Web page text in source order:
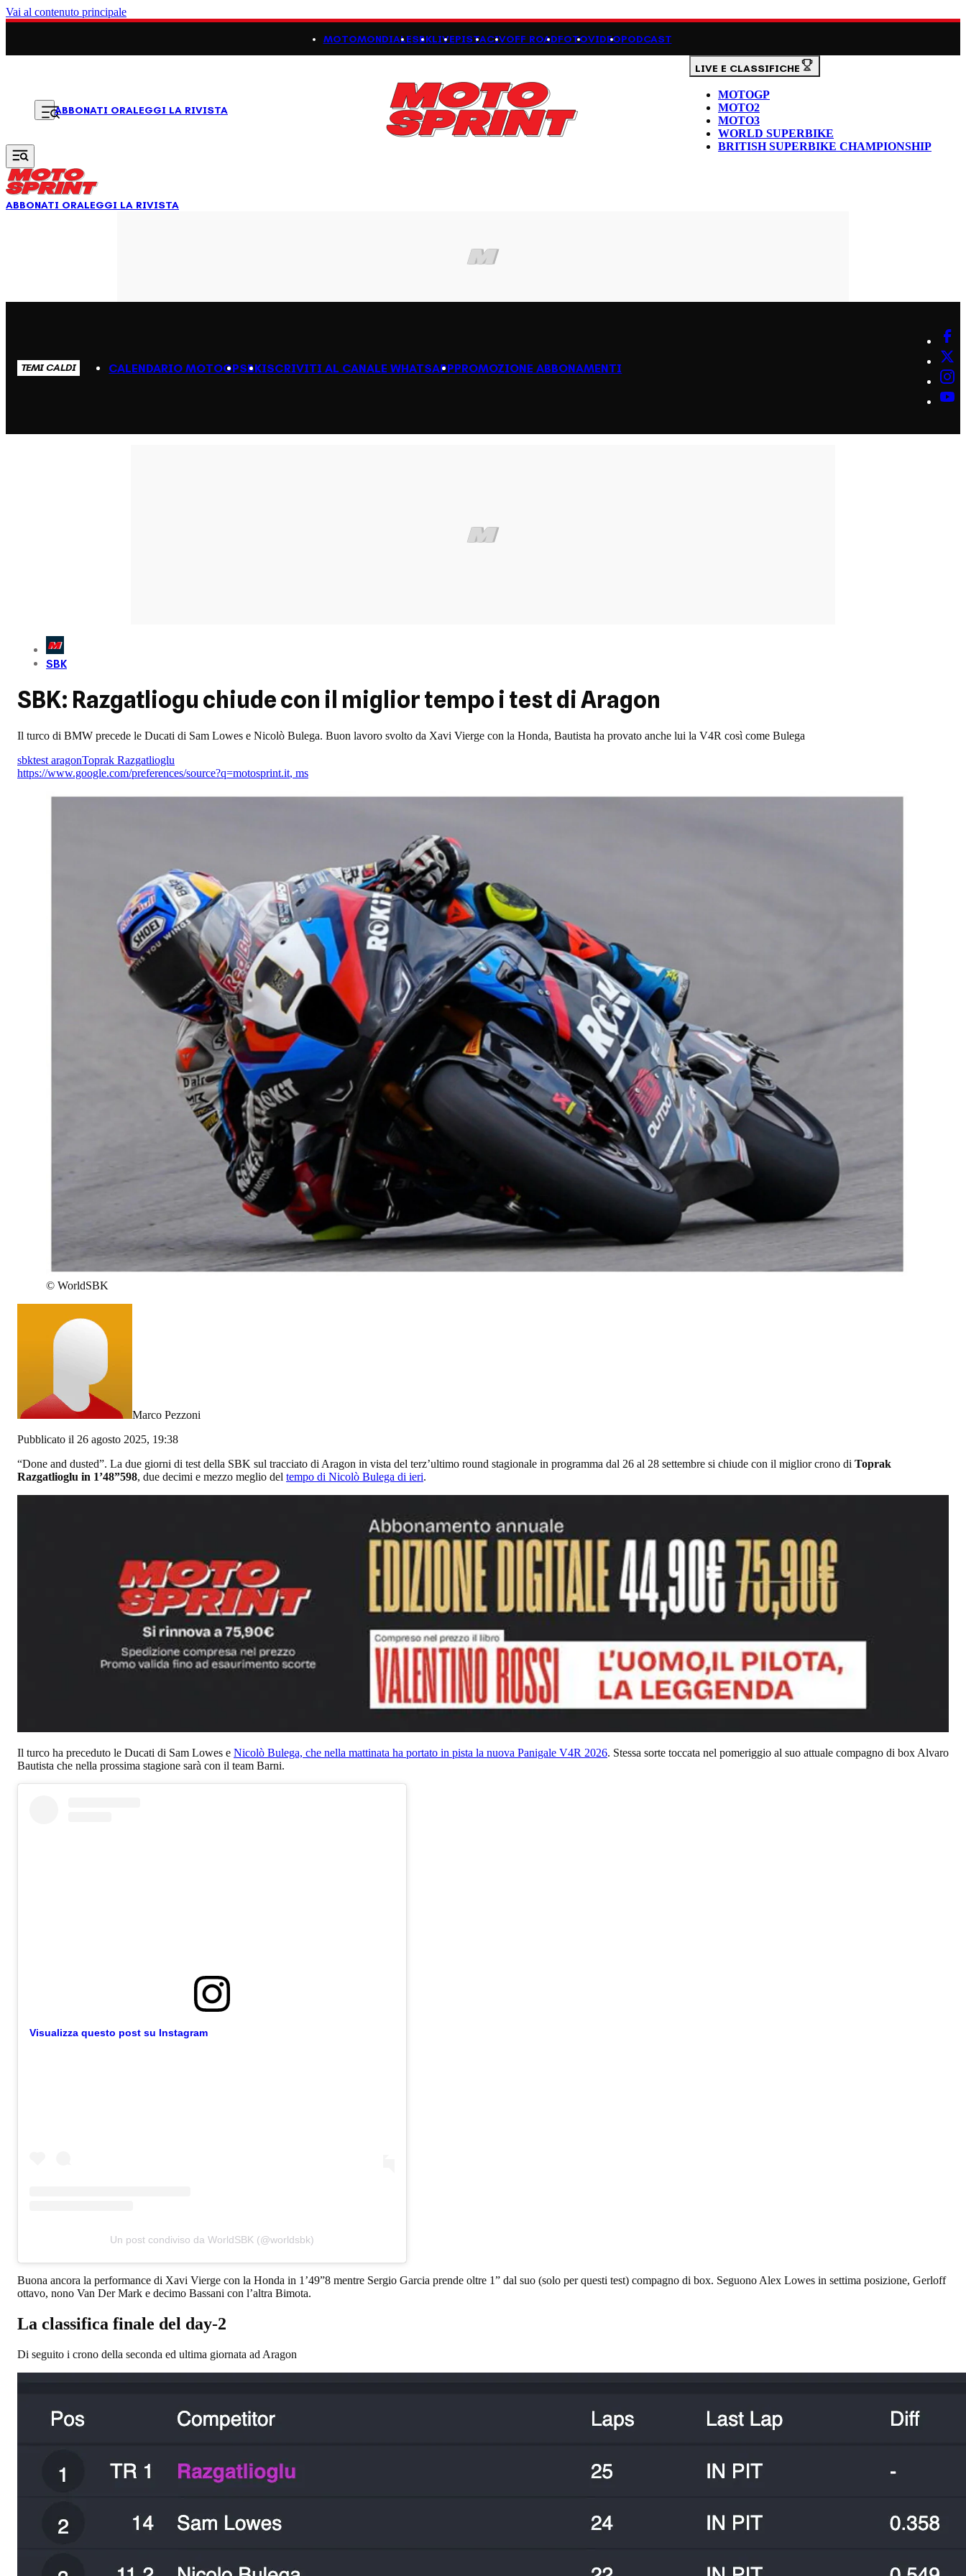
Vai al contenuto principale
MOTOMONDIALESBKLIVEPISTACIVOFF ROADFOTOVIDEOPODCAST
ABBONATI ORALEGGI LA RIVISTA
LIVE E CLASSIFICHE
MOTOGP
MOTO2
MOTO3
WORLD SUPERBIKE
BRITISH SUPERBIKE CHAMPIONSHIP
ABBONATI ORALEGGI LA RIVISTA
TEMI CALDI CALENDARIO MOTOGPSBKISCRIVITI AL CANALE WHATSAPPPROMOZIONE ABBONAMENTI
SBK
SBK: Razgatliogu chiude con il miglior tempo i test di Aragon
Il turco di BMW precede le Ducati di Sam Lowes e Nicolò Bulega. Buon lavoro svolto da Xavi Vierge con la Honda, Bautista ha provato anche lui la V4R così come Bulega
sbktest aragonToprak Razgatlioglu
https://www.google.com/preferences/source?q=motosprint.it, ms
© WorldSBK
Marco Pezzoni
Pubblicato il 26 agosto 2025, 19:38
“Done and dusted”. La due giorni di test della SBK sul tracciato di Aragon in vista del terz’ultimo round stagionale in programma dal 26 al 28 settembre si chiude con il miglior crono di Toprak
Razgatlioglu in 1’48”598, due decimi e mezzo meglio del tempo di Nicolò Bulega di ieri.
Il turco ha preceduto le Ducati di Sam Lowes e Nicolò Bulega, che nella mattinata ha portato in pista la nuova Panigale V4R 2026. Stessa sorte toccata nel pomeriggio al suo attuale compagno di box Alvaro
Bautista che nella prossima stagione sarà con il team Barni.
Visualizza questo post su Instagram
Un post condiviso da WorldSBK (@worldsbk)
Buona ancora la performance di Xavi Vierge con la Honda in 1’49”8 mentre Sergio Garcia prende oltre 1” dal suo (solo per questi test) compagno di box. Seguono Alex Lowes in settima posizione, Gerloff
ottavo, nono Van Der Mark e decimo Bassani con l’altra Bimota.
La classifica finale del day-2
Di seguito i crono della seconda ed ultima giornata ad Aragon